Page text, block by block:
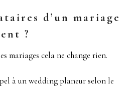
d’un mariage
?
mariages cela ne change rien.
à un wedding planeur selon le